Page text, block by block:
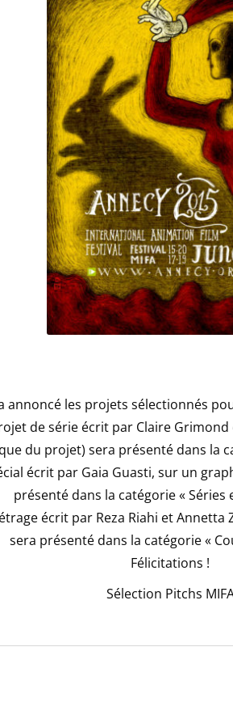
annoncé les projets sélectionnés
de série écrit par Claire
du projet) sera présenté dans la
écrit par Gaia Guasti, sur un
présenté dans la catégorie « Séries
écrit par Reza Riahi et
sera présenté dans la catégorie «
Félicitations !
Sélection Pitchs